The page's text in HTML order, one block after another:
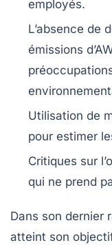
employés.
L’absence de
émissions
Utilisation de
pour estimer
Critiques sur
qui ne prend
Dans son dernier
atteint son